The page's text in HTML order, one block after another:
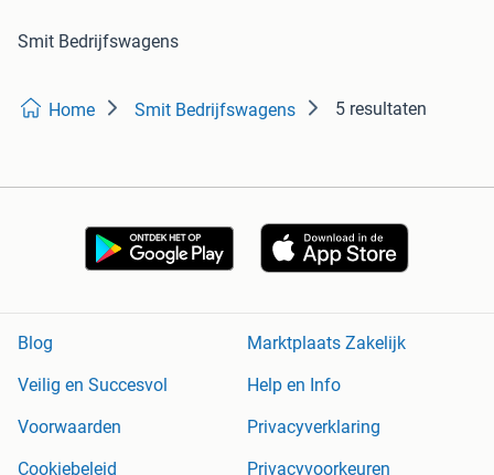
Smit Bedrijfswagens
Home Smit Bedrijfswagens 5 resultaten
Blog
Marktplaats Zakelijk
Veilig en Succesvol
Help en Info
Voorwaarden
Privacyverklaring
Cookiebeleid
Privacyvoorkeuren